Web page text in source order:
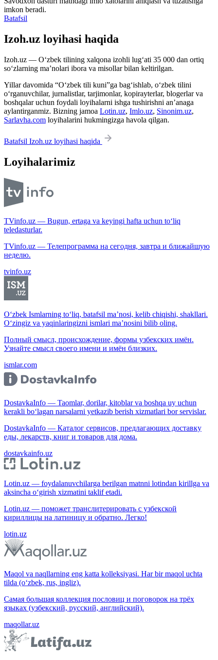
imkon beradi.
Batafsil
Izoh.uz loyihasi haqida
Izoh.uz — O‘zbek tilining xalqona izohli lug‘ati 35 000 dan ortiq
so‘zlarning ma’nolari ibora va misollar bilan keltirilgan.
Yillar davomida “O‘zbek tili kuni”ga bag‘ishlab, o‘zbek tilini
o‘rganuvchilar, jurnalistlar, tarjimonlar, kopirayterlar, blogerlar va
boshqalar uchun foydali loyihalarni ishga tushirishni an’anaga
aylantirganmiz. Bizning jamoa Lotin.uz, Imlo.uz, Sinonim.uz,
Sarlavha.com loyihalarini hukmingizga havola qilgan.
Batafsil Izoh.uz loyihasi haqida
Loyihalarimiz
TVinfo.uz — Bugun, ertaga va keyingi hafta uchun to‘liq
teledasturlar.
TVinfo.uz — Телепрограмма на сегодня, завтра и ближайшую
неделю.
tvinfo.uz
O‘zbek Ismlarning to‘liq, batafsil ma’nosi, kelib chiqishi, shakllari.
O‘zingiz va yaqinlaringizni ismlari ma’nosini bilib oling.
Полный смысл, происхождение, формы узбекских имён.
Узнайте смысл своего имени и имён близких.
ismlar.com
DostavkaInfo — Taomlar, dorilar, kitoblar va boshqa uy uchun
kerakli bo‘lagan narsalarni yetkazib berish xizmatlari bor servislar.
DostavkaInfo — Каталог сервисов, предлагающих доставку
еды, лекарств, книг и товаров для дома.
dostavkainfo.uz
Lotin.uz — foydalanuvchilarga berilgan matnni lotindan kirillga va
aksincha o‘girish xizmatini taklif etadi.
Lotin.uz — поможет транслитерировать с узбекской
кириллицы на латиницу и обратно. Легко!
lotin.uz
Maqol va naqllarning eng katta kolleksiyasi. Har bir maqol uchta
tilda (o‘zbek, rus, ingliz).
Самая большая коллекция пословиц и поговорок на трёх
языках (узбекский, русский, английский).
maqollar.uz